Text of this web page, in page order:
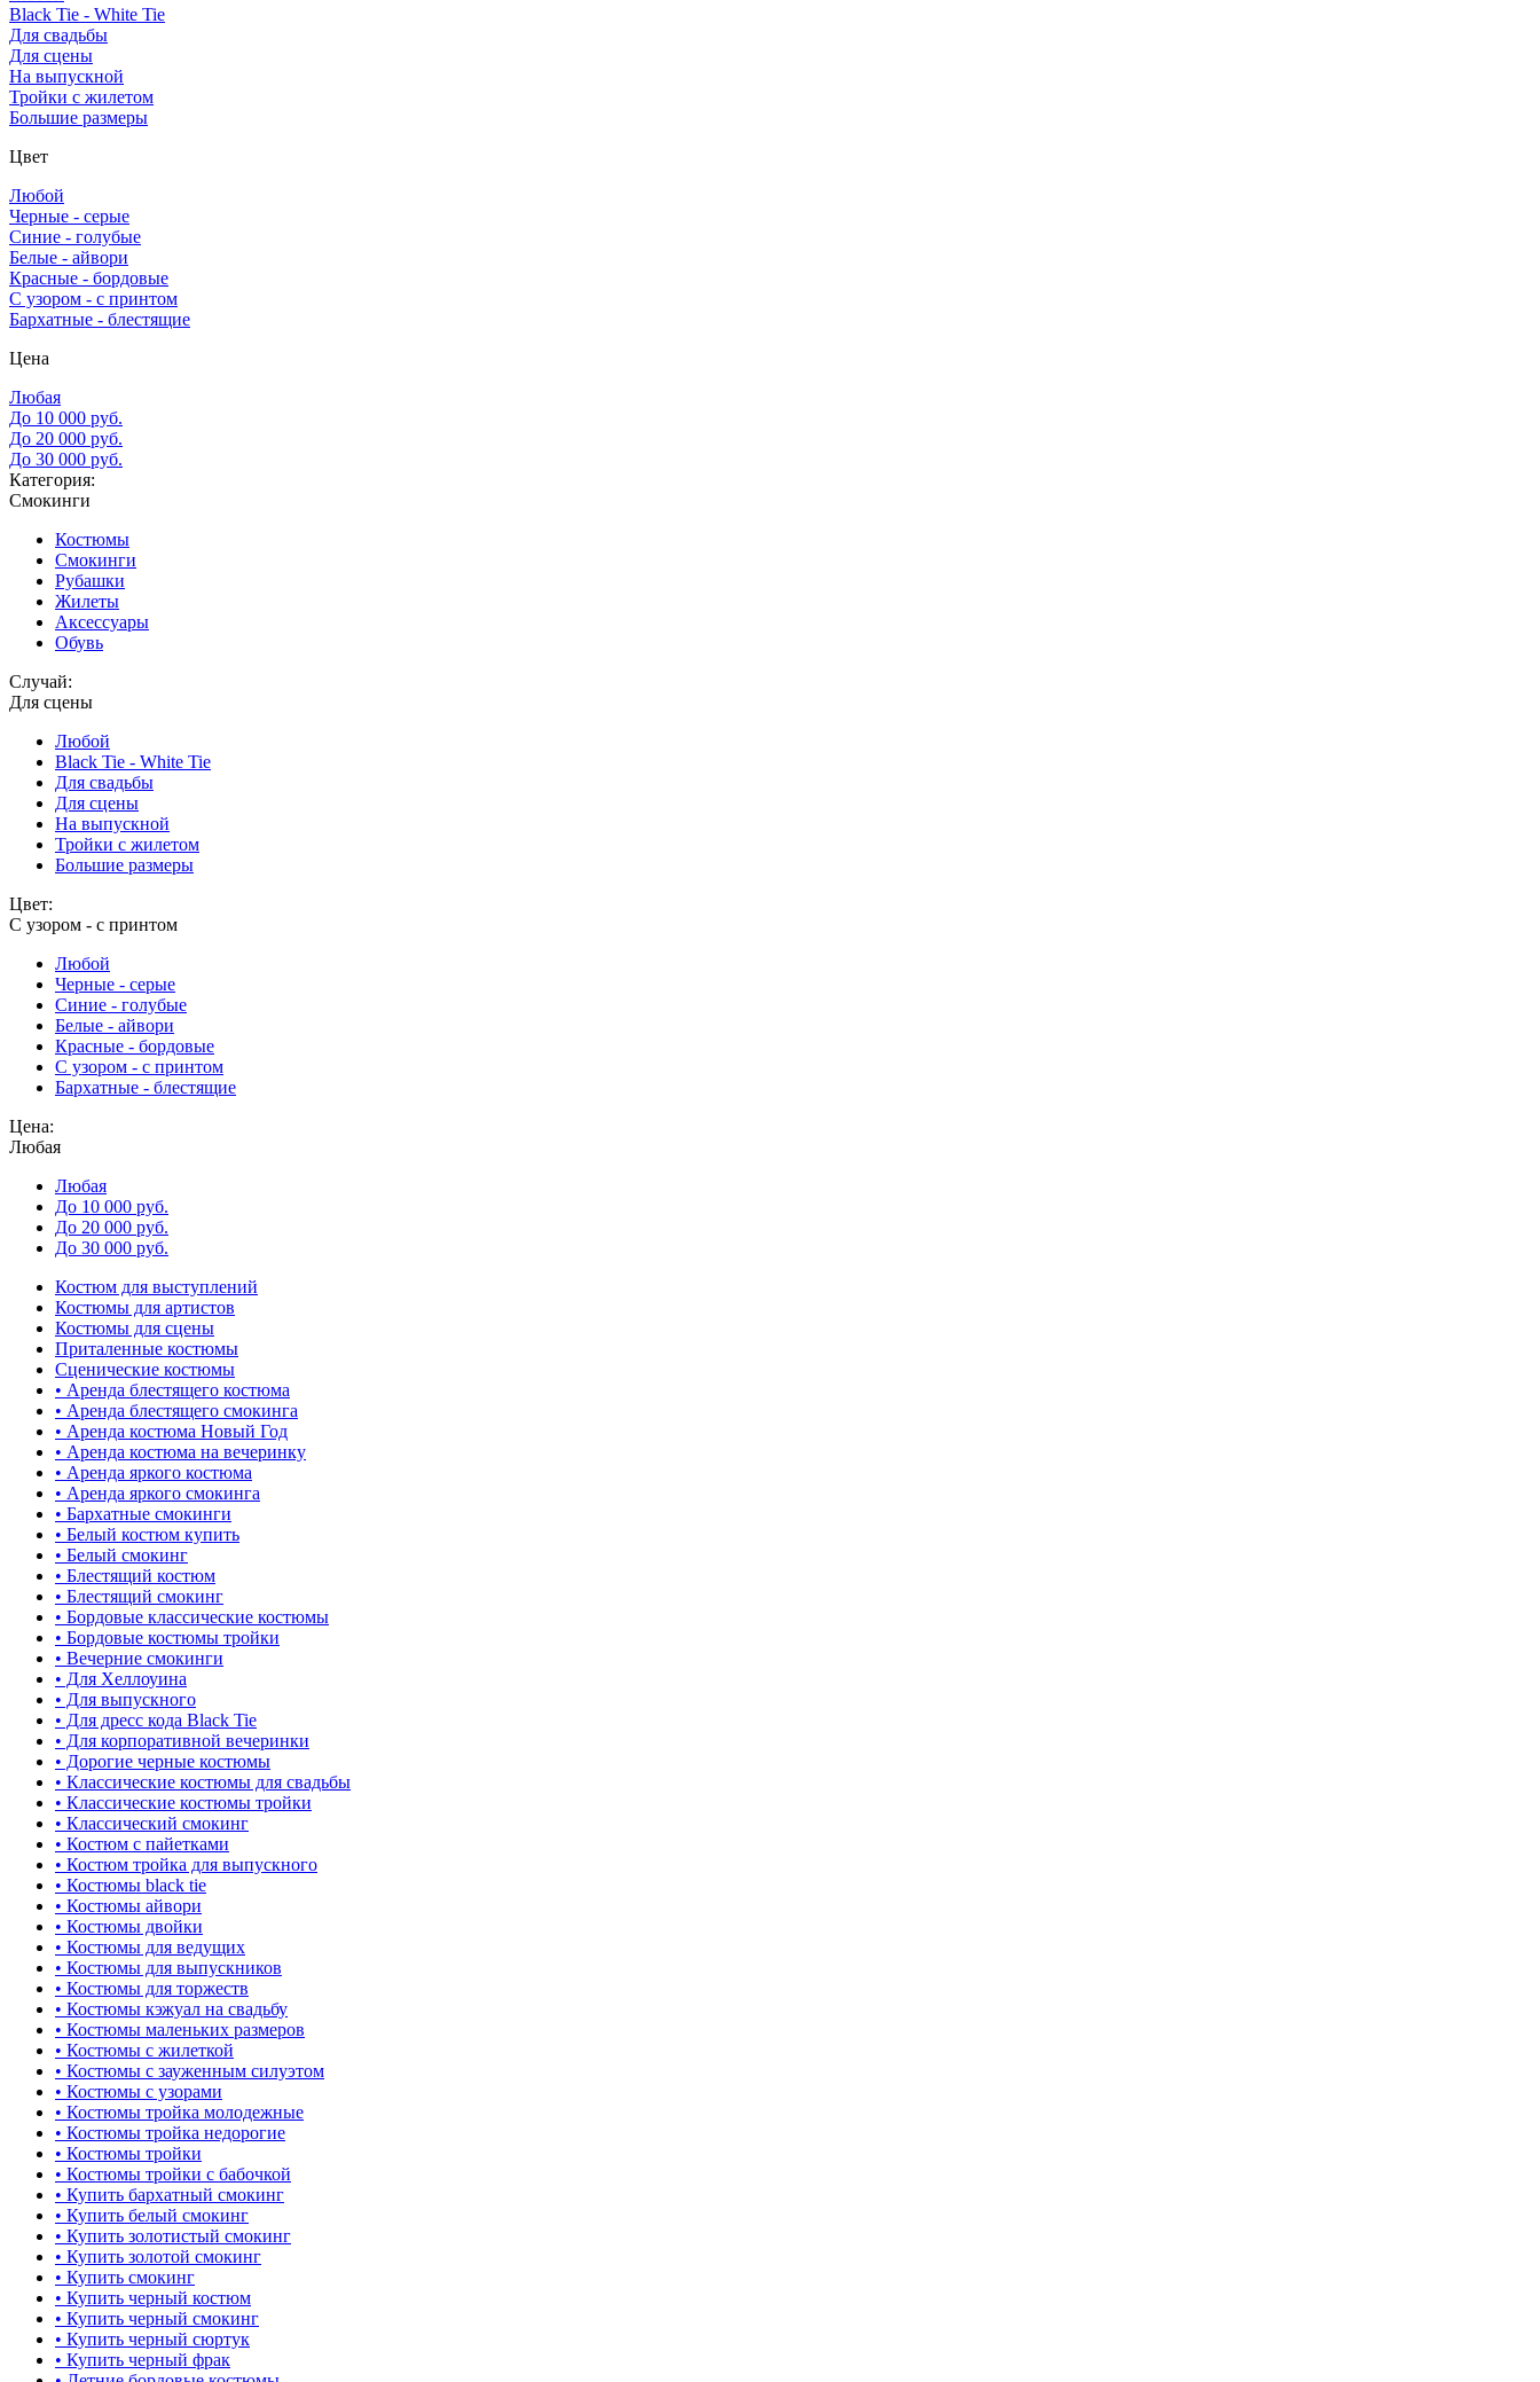
Black Tie - White Tie
Для свадьбы
Для сцены
На выпускной
Тройки с жилетом
Большие размеры
Цвет
Любой
Черные - серые
Синие - голубые
Белые - айвори
Красные - бордовые
С узором - с принтом
Бархатные - блестящие
Цена
Любая
До 10 000 руб.
До 20 000 руб.
До 30 000 руб.
Категория:
Смокинги
Костюмы
Смокинги
Рубашки
Жилеты
Аксессуары
Обувь
Случай:
Для сцены
Любой
Black Tie - White Tie
Для свадьбы
Для сцены
На выпускной
Тройки с жилетом
Большие размеры
Цвет:
С узором - с принтом
Любой
Черные - серые
Синие - голубые
Белые - айвори
Красные - бордовые
С узором - с принтом
Бархатные - блестящие
Цена:
Любая
Любая
До 10 000 руб.
До 20 000 руб.
До 30 000 руб.
Костюм для выступлений
Костюмы для артистов
Костюмы для сцены
Приталенные костюмы
Сценические костюмы
• Аренда блестящего костюма
• Аренда блестящего смокинга
• Аренда костюма Новый Год
• Аренда костюма на вечеринку
• Аренда яркого костюма
• Аренда яркого смокинга
• Бархатные смокинги
• Белый костюм купить
• Белый смокинг
• Блестящий костюм
• Блестящий смокинг
• Бордовые классические костюмы
• Бордовые костюмы тройки
• Вечерние смокинги
• Для Хеллоуина
• Для выпускного
• Для дресс кода Black Tie
• Для корпоративной вечеринки
• Дорогие черные костюмы
• Классические костюмы для свадьбы
• Классические костюмы тройки
• Классический смокинг
• Костюм с пайетками
• Костюм тройка для выпускного
• Костюмы black tie
• Костюмы айвори
• Костюмы двойки
• Костюмы для ведущих
• Костюмы для выпускников
• Костюмы для торжеств
• Костюмы кэжуал на свадьбу
• Костюмы маленьких размеров
• Костюмы с жилеткой
• Костюмы с зауженным силуэтом
• Костюмы с узорами
• Костюмы тройка молодежные
• Костюмы тройка недорогие
• Костюмы тройки
• Костюмы тройки с бабочкой
• Купить бархатный смокинг
• Купить белый смокинг
• Купить золотистый смокинг
• Купить золотой смокинг
• Купить смокинг
• Купить черный костюм
• Купить черный смокинг
• Купить черный сюртук
• Купить черный фрак